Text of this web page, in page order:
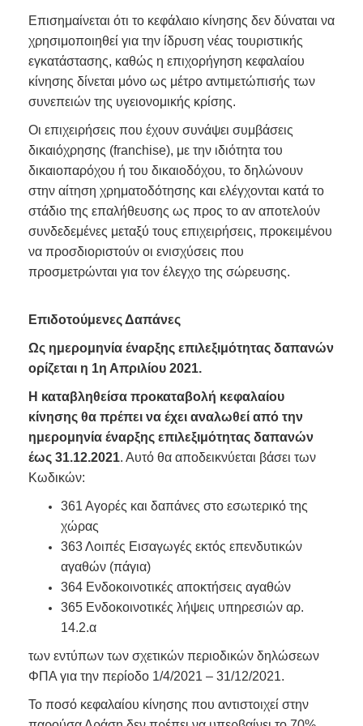
Επισημαίνεται ότι το κεφάλαιο κίνησης δεν δύναται να
χρησιμοποιηθεί για την ίδρυση νέας τουριστικής
εγκατάστασης, καθώς η επιχορήγηση κεφαλαίου
κίνησης δίνεται μόνο ως μέτρο αντιμετώπισής των
συνεπειών της υγειονομικής κρίσης.
Οι επιχειρήσεις που έχουν συνάψει συμβάσεις
δικαιόχρησης (franchise), με την ιδιότητα του
δικαιοπαρόχου ή του δικαιοδόχου, το δηλώνουν
στην αίτηση χρηματοδότησης και ελέγχονται κατά το
στάδιο της επαλήθευσης ως προς το αν αποτελούν
συνδεδεμένες μεταξύ τους επιχειρήσεις, προκειμένου
να προσδιοριστούν οι ενισχύσεις που
προσμετρώνται για τον έλεγχο της σώρευσης.
Επιδοτούμενες Δαπάνες
Ως ημερομηνία έναρξης επιλεξιμότητας δαπανών
ορίζεται η 1η Απριλίου 2021.
Η καταβληθείσα προκαταβολή κεφαλαίου
κίνησης θα πρέπει να έχει αναλωθεί από την
ημερομηνία έναρξης επιλεξιμότητας δαπανών
έως 31.12.2021. Αυτό θα αποδεικνύεται βάσει των
Κωδικών:
361 Αγορές και δαπάνες στο εσωτερικό της
χώρας
363 Λοιπές Εισαγωγές εκτός επενδυτικών
αγαθών (πάγια)
364 Ενδοκοινοτικές αποκτήσεις αγαθών
365 Ενδοκοινοτικές λήψεις υπηρεσιών αρ.
14.2.α
των εντύπων των σχετικών περιοδικών δηλώσεων
ΦΠΑ για την περίοδο 1/4/2021 – 31/12/2021.
Το ποσό κεφαλαίου κίνησης που αντιστοιχεί στην